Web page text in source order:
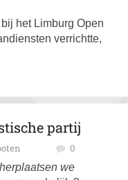
het Limburg Open
verrichtte,
partij
0
we